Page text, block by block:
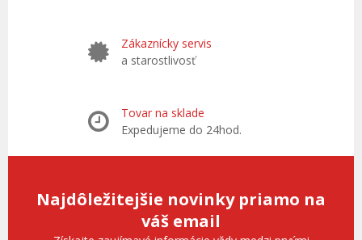
Zákaznícky servis
a starostlivosť
Tovar na sklade
Expedujeme do 24hod.
Najdôležitejšie novinky priamo na
váš email